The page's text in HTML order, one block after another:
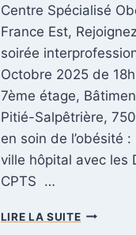
Centre Spécialisé
France Est,
soirée
Octobre 2025 de
7ème étage,
Pitié-Salpêtrière,
en soin de l’obésité
ville hôpital avec les
CPTS …
LIRE LA SUITES